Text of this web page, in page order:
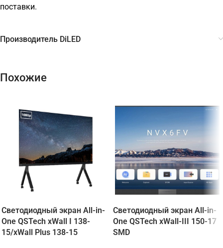
поставки.
Производитель DiLED
Похожие
Светодиодный экран All-in-
One QSTech xWall I 138-
15/xWall Plus 138-15
Светодиодный экран All-in-
One QSTech xWall-III 150-17
SMD